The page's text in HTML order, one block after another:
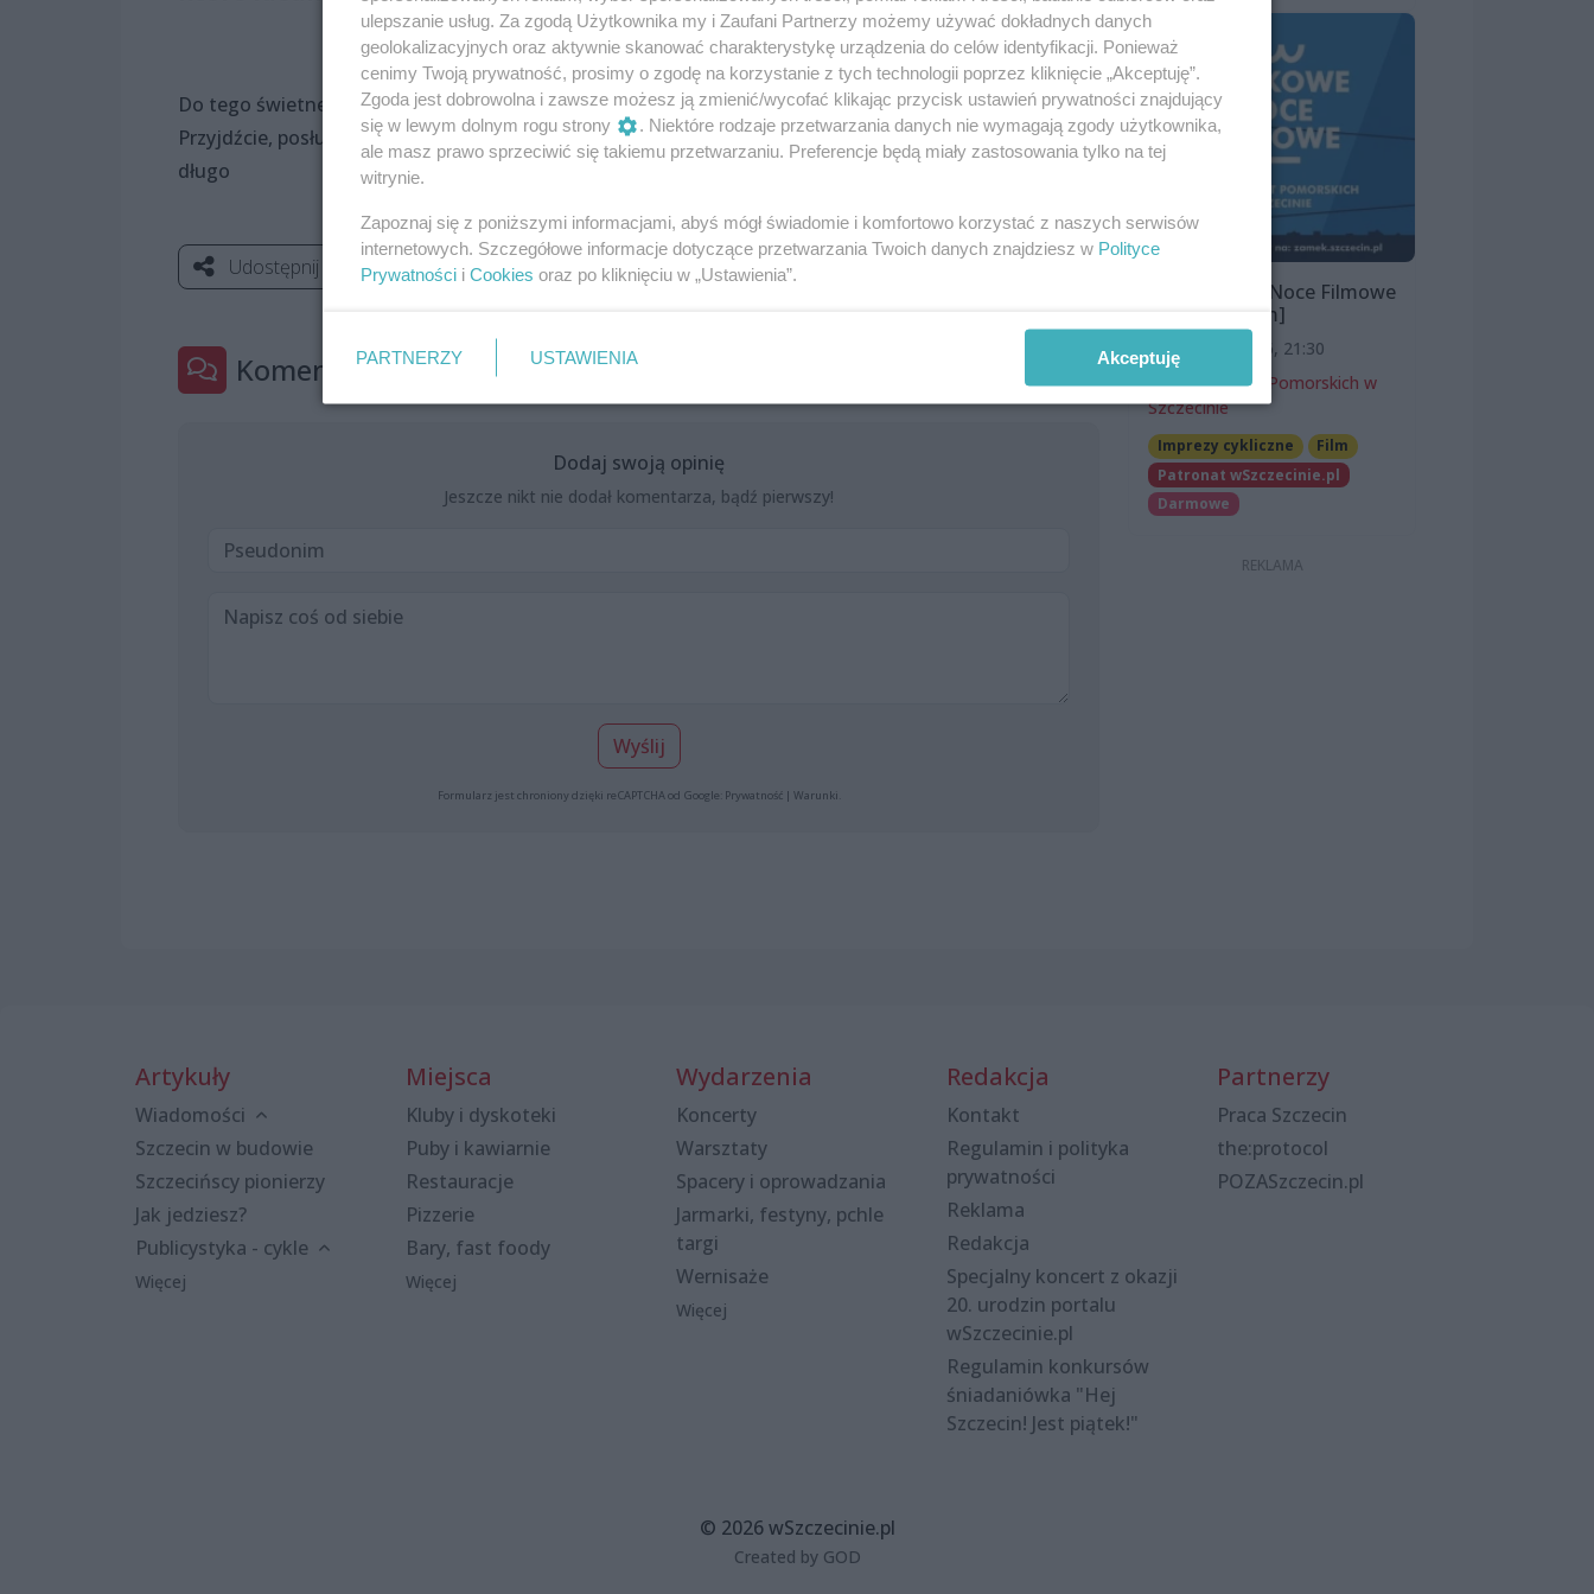
Do tego świetne koktajle, dobre towarzystwo i ten niepowtarzalny klimat Ogrodów Śródmieście.
Przyjdźcie, posłuchajcie i dajcie się porwać muzyce, która sprawi, że ten wieczór zostanie z Wami na
długo
Udostępnij
Komentarze 0
Dodaj swoją opinię
Jeszcze nikt nie dodał komentarza, bądź pierwszy!
Wyślij
Formularz jest chroniony dzięki reCAPTCHA od Google: Prywatność| Warunki
Zamkowe Noce Filmowe
2026 [program]
11 sierpnia 2026, 21:30
Zamek Książąt Pomorskich w
Szczecinie
Imprezy cykliczne
Film
Patronat wSzczecinie.pl
Darmowe
Artykuły
Wiadomości
Szczecin w budowie
Szczecińscy pionierzy
Jak jedziesz?
Publicystyka - cykle
Więcej
Miejsca
Kluby i dyskoteki
Puby i kawiarnie
Restauracje
Pizzerie
Bary, fast foody
Więcej
Wydarzenia
Koncerty
Warsztaty
Spacery i oprowadzania
Jarmarki, festyny, pchle
targi
Wernisaże
Więcej
Redakcja
Kontakt
Regulamin i polityka
prywatności
Reklama
Redakcja
Specjalny koncert z okazji
20. urodzin portalu
wSzczecinie.pl
Regulamin konkursów
śniadaniówka "Hej
Szczecin! Jest piątek!"
Partnerzy
Praca Szczecin
the:protocol
POZASzczecin.pl
© 2026 wSzczecinie.pl
Created by GOD
ulepszanie usług. Za zgodą Użytkownika my i Zaufani Partnerzy możemy używać dokładnych danych
geolokalizacyjnych oraz aktywnie skanować charakterystykę urządzenia do celów identyfikacji. Ponieważ
cenimy Twoją prywatność, prosimy o zgodę na korzystanie z tych technologii poprzez kliknięcie „Akceptuję”.
Zgoda jest dobrowolna i zawsze możesz ją zmienić/wycofać klikając przycisk ustawień prywatności znajdujący
się w lewym dolnym rogu strony
. Niektóre rodzaje przetwarzania danych nie wymagają zgody użytkownika,
ale masz prawo sprzeciwić się takiemu przetwarzaniu. Preferencje będą miały zastosowania tylko na tej
witrynie.
Zapoznaj się z poniższymi informacjami, abyś mógł świadomie i komfortowo korzystać z naszych serwisów
internetowych. Szczegółowe informacje dotyczące przetwarzania Twoich danych znajdziesz w Polityce
Prywatności i Cookies oraz po kliknięciu w „Ustawienia”.
PARTNERZY USTAWIENIA Akceptuję